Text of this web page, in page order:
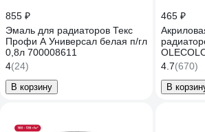
855 ₽
Эмаль для радиаторов Текс
Профи А Универсал белая п/гл
0,8л 700008611
4(24)
В корзину
465 ₽
4.7(670)
В